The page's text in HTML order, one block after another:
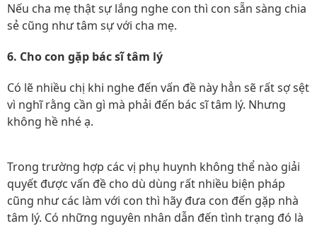
Nếu cha mẹ thật sự lắng nghe con thì con sẵn sàng chia
sẻ cũng như tâm sự với cha mẹ.
6. Cho con gặp bác sĩ tâm lý
Có lẽ nhiều chị khi nghe đến vấn đề này hẳn sẽ rất sợ sệt
vì nghĩ rằng cần gì mà phải đến bác sĩ tâm lý. Nhưng
không hề nhé ạ.
Trong trường hợp các vị phụ huynh không thể nào giải
quyết được vấn đề cho dù dùng rất nhiều biện pháp
cũng như các làm với con thì hãy đưa con đến gặp nhà
tâm lý. Có những nguyên nhân dẫn đến tình trạng đó là